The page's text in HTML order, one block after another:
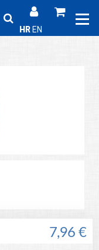
HR EN
7,96 €